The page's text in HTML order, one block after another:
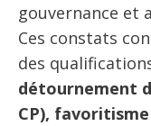
gouvernance et
Ces constats
des
détournement
CP),